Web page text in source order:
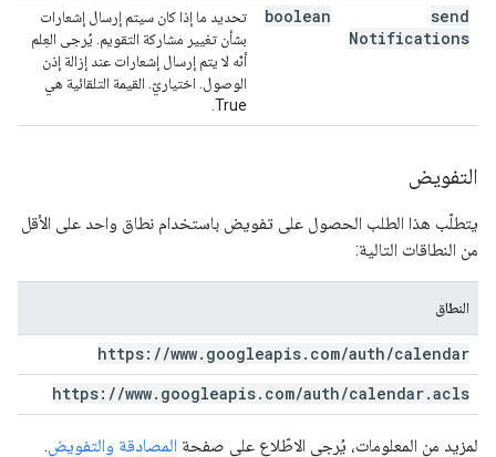
send
Notifications
boolean
تحديد ما إذا كان سيتم إرسال إشعارات
بشأن تغيير مشاركة التقويم. يُرجى العِلم
أنّه لا يتم إرسال إشعارات عند إزالة إذن
الوصول. اختياريّ. القيمة التلقائية هي
True.
التفويض
يتطلّب هذا الطلب الحصول على تفويض باستخدام نطاق واحد على الأقل
من النطاقات التالية:
النطاق
https: //www. googleapis. com/auth/calendar
https: //www. googleapis. com/auth/calendar.acls
لمزيد من المعلومات، يُرجى الاطّلاع على صفحة المصادقة والتفويض.